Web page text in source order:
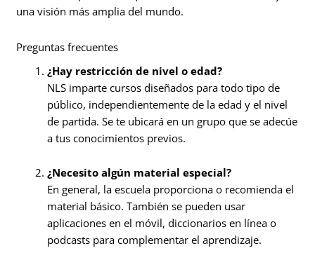
una visión más amplia del mundo.
Preguntas frecuentes
¿Hay restricción de nivel o edad?
NLS imparte cursos diseñados para todo tipo de
público, independientemente de la edad y el nivel
de partida. Se te ubicará en un grupo que se adecúe
a tus conocimientos previos.
¿Necesito algún material especial?
En general, la escuela proporciona o recomienda el
material básico. También se pueden usar
aplicaciones en el móvil, diccionarios en línea o
podcasts para complementar el aprendizaje.